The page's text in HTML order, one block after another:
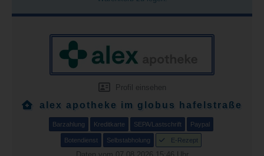
Profil einsehen
alex apotheke im globus hafelstraße
Barzahlung Kreditkarte SEPA/Lastschrift Paypal
Botendienst Selbstabholung E-Rezept